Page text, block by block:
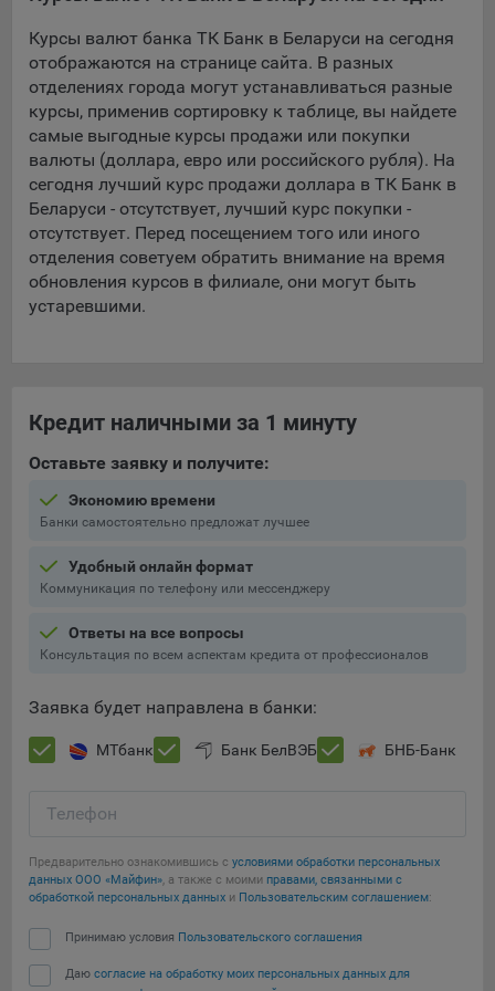
5.4. Создание и предоставление персонализированной
рекламы пользователю.
9.1. Технические (обязательные) файлы cookie, например,
применяемые при регистрации либо входе в систему, или
для оставления отзыва либо комментария. Данные файлы
cookie используются в целях обеспечения корректной
работы сайтов и полноценного использования его
функционала пользователем, не могут быть отключены в
системах. Вместе с тем, пользователь может настроить
браузер, чтобы он блокировал такие файлы сookie или
уведомлял пользователя об их использовании — но в таком
случае некоторые разделы сайта могут не работать).
дополнительных функций сайтов, например, для хранения
пользователя или выбора языка, и для предотвращения
Подобные функции улучшают условия работы
пользователей с сайтом.
9.3. Файлы cookie предпочтений, например, для настройки
контента. Данные файлы cookie собирают информацию о
позволяют Обществу «запомнить» информацию о
выбранном пользователем городе и других местных
настраивать сайт.
9.4. Аналитические файлы cookie, например
использовал сайты, и позволяют Обществу вносить в них
Аналитические файлы cookie показывают, какие страницы
выявлять трудности, возникающие при использовании
рекламы. Благодаря этому у Общества есть возможность
Сохранить мои изменения
Сохранить по умолчанию
Курсы валют банка ТК Банк в Беларуси на сегодня
отображаются на странице сайта. В разных
отделениях города могут устанавливаться разные
курсы, применив сортировку к таблице, вы найдете
самые выгодные курсы продажи или покупки
валюты (доллара, евро или российского рубля). На
сегодня лучший курс продажи доллара в ТК Банк в
Беларуси - отсутствует, лучший курс покупки -
отсутствует. Перед посещением того или иного
отделения советуем обратить внимание на время
обновления курсов в филиале, они могут быть
устаревшими.
Кредит наличными за 1 минуту
Оставьте заявку и получите:
Экономию времени
Банки самостоятельно предложат лучшее
Удобный онлайн формат
Коммуникация по телефону или мессенджеру
Ответы на все вопросы
Консультация по всем аспектам кредита от профессионалов
Заявка будет направлена в банки:
МТбанк Банк БелВЭБ БНБ-Банк
Телефон
Предварительно ознакомившись с условиями обработки персональных
данных ООО «Майфин», а также с моими правами, связанными с
обработкой персональных данных и Пользовательским соглашением:
Принимаю условия Пользовательского соглашения
Даю согласие на обработку моих персональных данных для